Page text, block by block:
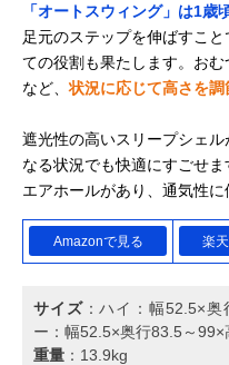
「オートスウィング」は1歳
足元のステップを伸ばすこ
ての役割も果たします。お
など、状況に応じて高さを調
遮光性の高いスリープシェ
なる状況でも快適にすごせ
エアホールがあり、通気性に
Amazonで見る 楽
サイズ：ハイ：幅52.5×奥
ー：幅52.5×奥行83.5～
重量 ：13.9kg